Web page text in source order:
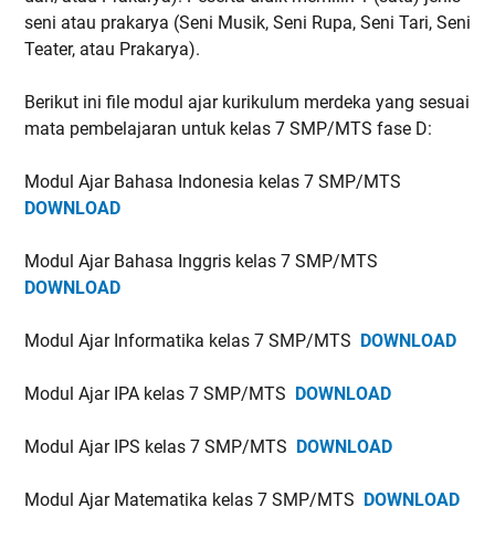
seni atau prakarya (Seni Musik, Seni Rupa, Seni Tari, Seni
Teater, atau Prakarya).
Berikut ini file modul ajar kurikulum merdeka yang sesuai
mata pembelajaran untuk kelas 7 SMP/MTS fase D:
Modul Ajar Bahasa Indonesia kelas 7 SMP/MTS
DOWNLOAD
Modul Ajar Bahasa Inggris kelas 7 SMP/MTS
DOWNLOAD
Modul Ajar Informatika kelas 7 SMP/MTS DOWNLOAD
Modul Ajar IPA kelas 7 SMP/MTS DOWNLOAD
Modul Ajar IPS kelas 7 SMP/MTS DOWNLOAD
Modul Ajar Matematika kelas 7 SMP/MTS DOWNLOAD